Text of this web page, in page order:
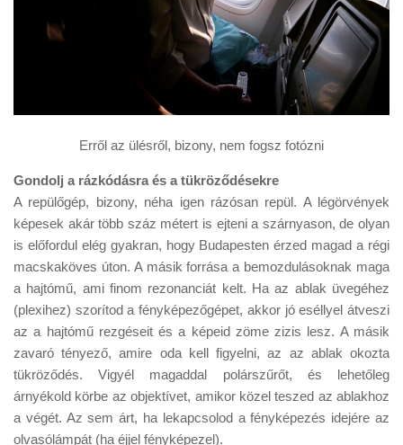
Erről az ülésről, bizony, nem fogsz fotózni
Gondolj a rázkódásra és a tükröződésekre
A repülőgép, bizony, néha igen rázósan repül. A légörvények
képesek akár több száz métert is ejteni a szárnyason, de olyan
is előfordul elég gyakran, hogy Budapesten érzed magad a régi
macskaköves úton. A másik forrása a bemozdulásoknak maga
a hajtómű, ami finom rezonanciát kelt. Ha az ablak üvegéhez
(plexihez) szorítod a fényképezőgépet, akkor jó eséllyel átveszi
az a hajtómű rezgéseit és a képeid zöme zizis lesz. A másik
zavaró tényező, amire oda kell figyelni, az az ablak okozta
tükröződés. Vigyél magaddal polárszűrőt, és lehetőleg
árnyékold körbe az objektívet, amikor közel teszed az ablakhoz
a végét. Az sem árt, ha lekapcsolod a fényképezés idejére az
olvasólámpát (ha éjjel fényképezel).